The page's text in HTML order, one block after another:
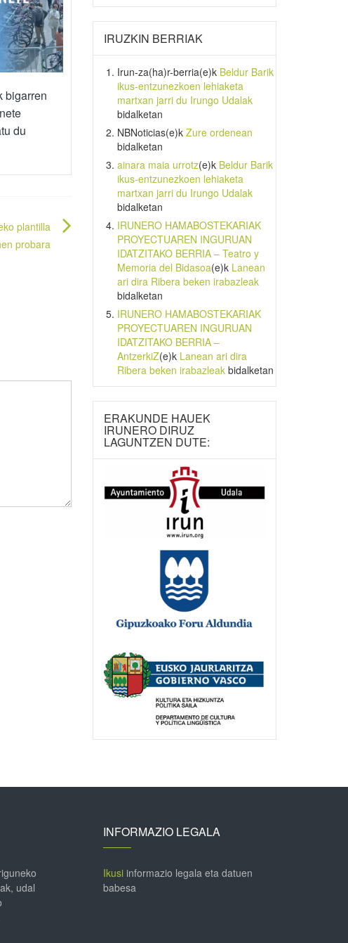
bigarren
du
plantilla
probara
IRUZKIN BERRIAK
Irun-za(ha)r-berria(e)k Beldur Barik
ikus-entzunezkoen lehiaketa
martxan jarri du Irungo Udalak
bidalketan
NBNoticias(e)k Zure ordenean
bidalketan
ainara maia urrotz(e)k Beldur Barik
ikus-entzunezkoen lehiaketa
martxan jarri du Irungo Udalak
bidalketan
IRUNERO HAMABOSTEKARIAK
PROYECTUAREN INGURUAN
IDATZITAKO BERRIA – Teatro y
Memoria del Bidasoa(e)k Lanean
ari dira Ribera beken irabazleak
bidalketan
IRUNERO HAMABOSTEKARIAK
PROYECTUAREN INGURUAN
IDATZITAKO BERRIA –
AntzerkiZ(e)k Lanean ari dira
Ribera beken irabazleakbidalketan
ERAKUNDE HAUEK
IRUNERO DIRUZ
LAGUNTZEN DUTE:
udal
INFORMAZIO LEGALA
Ikusiinformazio legala eta datuen
babesa